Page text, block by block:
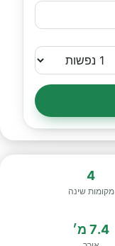
4
מקומות שינה
7.4 מ׳